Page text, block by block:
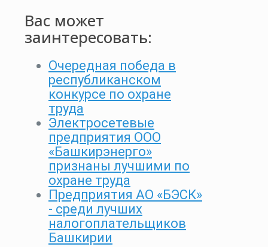
Вас может
заинтересовать:
Очередная победа в
республиканском
конкурсе по охране
труда
Электросетевые
предприятия ООО
«Башкирэнерго»
признаны лучшими по
охране труда
Предприятия АО «БЭСК»
- среди лучших
налогоплательщиков
Башкирии